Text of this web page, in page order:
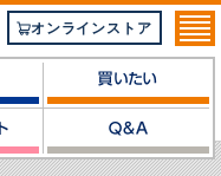
オンラインストア